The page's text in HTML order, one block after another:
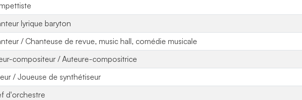
lyrique baryton
/ Chanteuse de revue, music hall, comédie musicale
compositeur / Auteure-compositrice
/ Joueuse de synthétiseur
d'orchestre